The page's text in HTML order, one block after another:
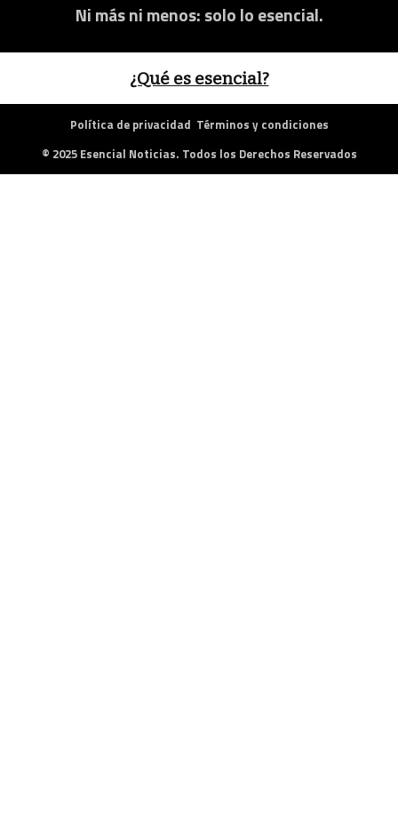
Ni más ni menos: solo lo esencial.
¿Qué es esencial?
Política de privacidad Términos y condiciones
© 2025 Esencial Noticias. Todos los Derechos Reservados